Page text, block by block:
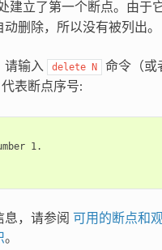
建立了第一个断点。由于
删除，所以没有被列出。
请输入 delete N 命令（或
代表断点序号:
1.
息，请参阅 可用的断点和
。